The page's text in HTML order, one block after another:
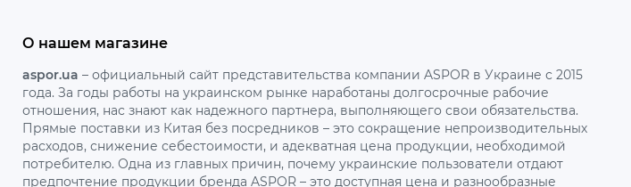
О нашем магазине
aspor.ua – официальный сайт представительства компании ASPOR в Украине с 2015
года. За годы работы на украинском рынке наработаны долгосрочные рабочие
отношения, нас знают как надежного партнера, выполняющего свои обязательства.
Прямые поставки из Китая без посредников – это сокращение непроизводительных
расходов, снижение себестоимости, и адекватная цена продукции, необходимой
потребителю. Одна из главных причин, почему украинские пользователи отдают
предпочтение продукции бренда ASPOR – это доступная цена и разнообразные